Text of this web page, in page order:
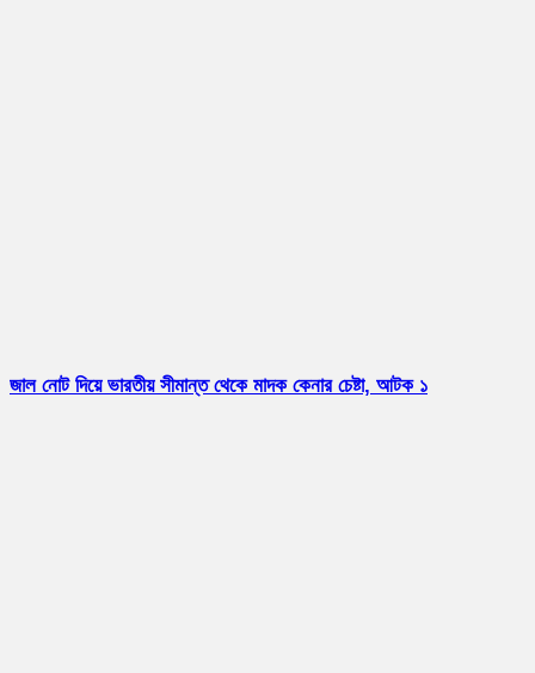
জাল নোট দিয়ে ভারতীয় সীমান্ত থেকে মাদক কেনার চেষ্টা, আটক ১